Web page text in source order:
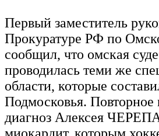
Первый заместитель
Прокуратуре РФ по
сообщил, что омская
проводилась теми же
области, которые
Подмосковья. Повторное
диагноз Алексея